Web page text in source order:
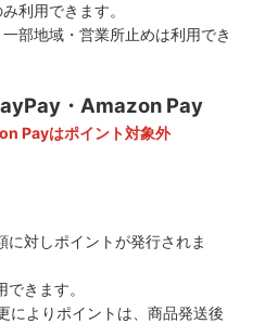
利用できます。
部地域・営業所止めは利用でき
・Amazon Pay
Payはポイント対象外
に対しポイントが発行されま
きます。
よりポイントは、商品発送後